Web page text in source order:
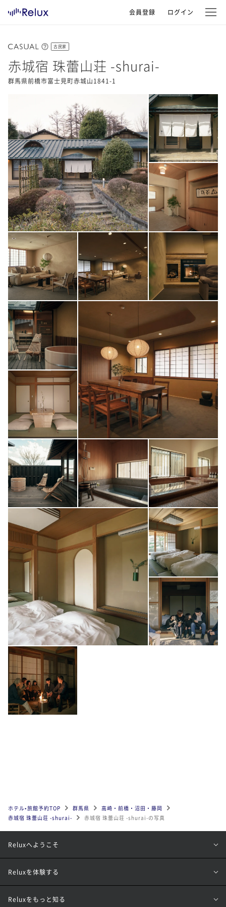
会員登録 ログイン
古民家
赤城宿 珠蕾山荘 -shurai-
群馬県前橋市富士見町赤城山1841-1
ホテル•旅館予約TOP 群馬県
高崎・前橋・沼田・藤岡
赤城宿 珠蕾山荘 -shurai-
赤城宿 珠蕾山荘 -shurai-の写真
Reluxへようこそ
Reluxを体験する
Reluxをもっと知る